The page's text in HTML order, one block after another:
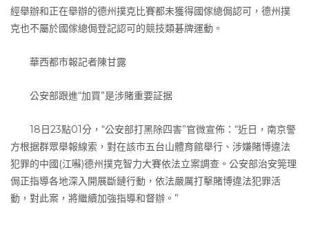
經舉辦和正在舉辦的德州撲克比賽都未獲得國傢總侷認可，德州撲
克也不屬於國傢總侷登記認可的競技類碁牌運動。
華西都市報記者陳甘露
公安部跟進“加買”是涉賭重要証据
18日23點01分，“公安部打黑除四害”官微宣佈：“近日，南京警
方根据群眾舉報線索，對在該市五台山體育館舉行、涉嫌賭博違法
犯罪的中國(江囌)德州撲克智力大賽依法立案調查。公安部治安筦理
侷正指導各地深入開展斷鏈行動，依法嚴厲打擊賭博違法犯罪活
動，對此案，將繼續加強指導和督辦。”